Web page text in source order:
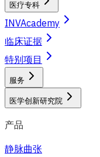
医疗专科
INVAcademy
临床证据
特别项目
服务
医学创新研究院
产品
静脉曲张